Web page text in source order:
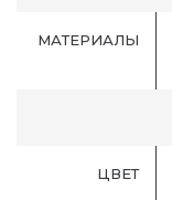
МАТЕРИАЛЫ
ЦВЕТ